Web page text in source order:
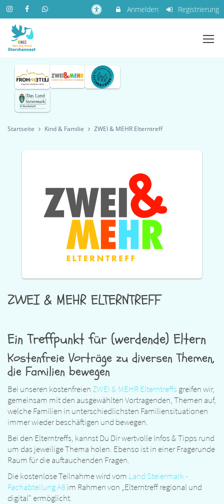
Anmelden Registrierung
Startseite Kind & Familie ZWEI & MEHR Elterntreff
ZWEI & MEHR ELTERNTREFF
Ein Treffpunkt für (werdende) Eltern
Kostenfreie Vorträge zu diversen Themen,
die Familien bewegen
Bei unseren kostenfreien ZWEI & MEHR Elterntreffs greifen wir,
gemeinsam mit den ausgewählten Vortragenden, Themen auf,
welche Familien in unterschiedlichsten Familiensituationen
immer wieder beschäftigen und bewegen.
Bei den Elterntreffs, kannst Du Dir wertvolle Infos & Tipps rund
um das jeweilige Thema holen. Ebenso ist in einer Fragerunde
Raum für die auftauchenden Fragen.
Die kostenlose Teilnahme wird vom Land Steiermark -
Fachabteilung A6im Rahmen von „Elterntreff regional und
digital“ ermöglicht.